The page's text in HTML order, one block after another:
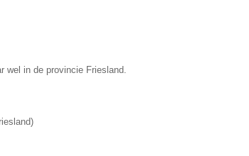
wel in de provincie Friesland.
)